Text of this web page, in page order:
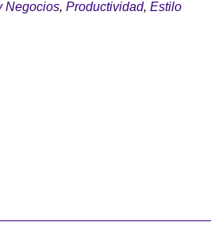
Negocios, Productividad, Estilo